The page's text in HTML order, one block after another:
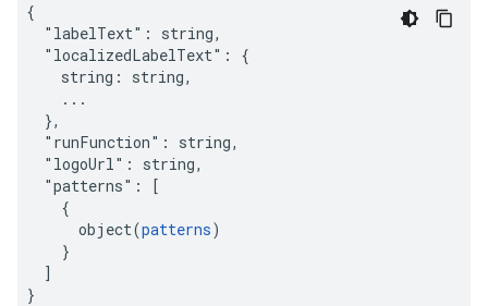
{
  "labelText": string,
  "localizedLabelText": {
    string: string,
    ...
  },
  "runFunction": string,
  "logoUrl": string,
  "patterns": [
    {
      object(
patterns)
    }
  ]
}